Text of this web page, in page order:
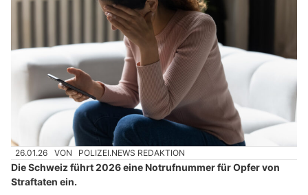
26.01.26 VON POLIZEI.NEWS REDAKTION
Die Schweiz führt 2026 eine Notrufnummer für Opfer von
Straftaten ein.